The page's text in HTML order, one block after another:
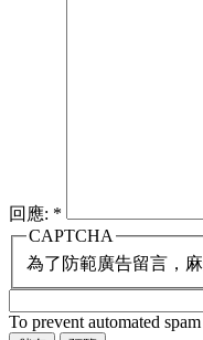
回應: *
CAPTCHA
為了防範廣告留言，
To prevent automated